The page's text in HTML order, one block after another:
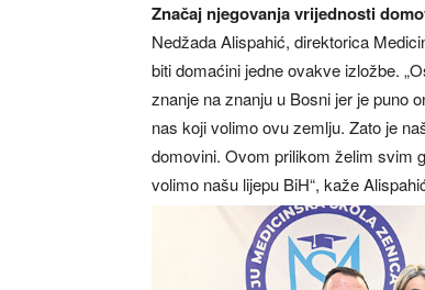
Značaj njegovanja vrijednosti
Nedžada Alispahić, direktorica
biti domaćini jedne ovakve izložbe.
znanje na znanju u Bosni jer je puno
nas koji volimo ovu zemlju. Zato je
domovini. Ovom prilikom želim svim
volimo našu lijepu BiH“, kaže